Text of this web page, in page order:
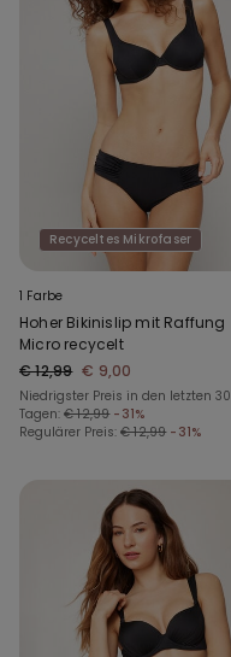
Recyceltes Mikrofaser
1 Farbe
Hoher Bikinislip mit Raffung
Micro recycelt
€ 12,99 € 9,00
Niedrigster Preis in den letzten 30
Tagen: € 12,99 -31%
Regulärer Preis: € 12,99 -31%